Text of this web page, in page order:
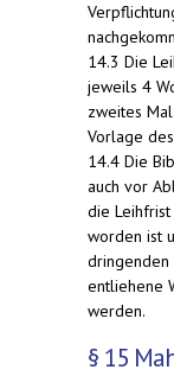
14.3 Die
jeweils 4
zweites
Vorlage
14.4 Die
auch vor
die
worden ist
dringenden
entliehene
werden.
§ 15